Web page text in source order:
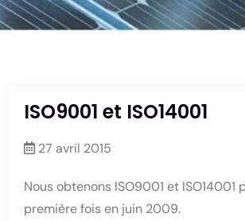
ISO9001 et ISO14001
27 avril 2015
Nous obtenons ISO9001 et ISO14001
première fois en juin 2009.